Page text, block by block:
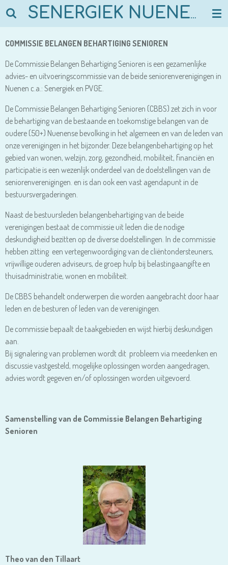
Ga
de
hoofdinhoud
SENERGIEK NUENEN
COMMISSIE BELANGEN BEHARTIGING SENIOREN
De Commissie Belangen Behartiging Senioren is een gezamenlijke
advies- en uitvoeringscommissie van de beide seniorenverenigingen in
Nuenen c.a.: Senergiek en PVGE.
De Commissie Belangen Behartiging Senioren (CBBS) zet zich in voor
de behartiging van de bestaande en toekomstige belangen van de
oudere (50+) Nuenense bevolking in het algemeen en van de leden van
onze verenigingen in het bijzonder. Deze belangenbehartiging op het
gebied van wonen, welzijn, zorg, gezondheid, mobiliteit, financiën en
participatie is een wezenlijk onderdeel van de doelstellingen van de
seniorenverenigingen. en is dan ook een vast agendapunt in de
bestuursvergaderingen.
Naast de bestuursleden belangenbehartiging van de beide
verenigingen bestaat de commissie uit leden die de nodige
deskundigheid bezitten op de diverse doelstellingen. In de commissie
hebben zitting een vertegenwoordiging van de cliëntondersteuners,
vrijwillige ouderen adviseurs, de groep hulp bij belastingaangifte en
thuisadministratie, wonen en mobiliteit.
De CBBS behandelt onderwerpen die worden aangebracht door haar
leden en de besturen of leden van de verenigingen.
De commissie bepaalt de taakgebieden en wijst hierbij deskundigen
aan.
Bij signalering van problemen wordt dit probleem via meedenken en
discussie vastgesteld, mogelijke oplossingen worden aangedragen,
advies wordt gegeven en/of oplossingen worden uitgevoerd.
Samenstelling van de Commissie Belangen Behartiging
Senioren
Theo van den Tillaart